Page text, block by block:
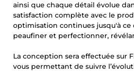
ainsi que chaque détail évolue
satisfaction complète avec le
optimisation continues jusqu'à ce
peaufiner et perfectionner,
La conception sera effectuée sur
vous permettant de suivre